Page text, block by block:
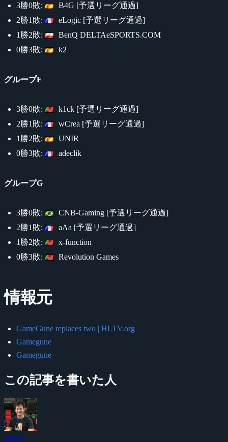
3勝0敗:
B4G [予選リーグ通過]
2勝1敗:
eLogic [予選リーグ通過]
1勝2敗:
BenQ DELTAeSPORTS.COM
0勝3敗:
k2
グループF
3勝0敗:
k1ck [予選リーグ通過]
2勝1敗:
wCrea [予選リーグ通過]
1勝2敗:
UNIR
0勝3敗:
adeclik
グループG
3勝0敗:
CNB-Gaming [予選リーグ通過]
2勝1敗:
aAa [予選リーグ通過]
1勝2敗:
x-function
0勝3敗:
Revolution Games
情報元
GameGune replaces two | HLTV.org
Gamegune
Gamegune
この記事を書いた人
Yossy